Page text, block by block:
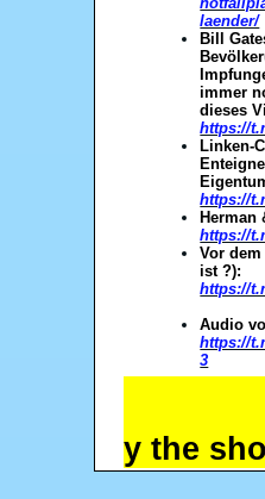
laender/
Bill
immer
dieses
https://
Linken-
https://
Herman
https://
Vor
ist ?):
https://
Audio
https://
3
y the